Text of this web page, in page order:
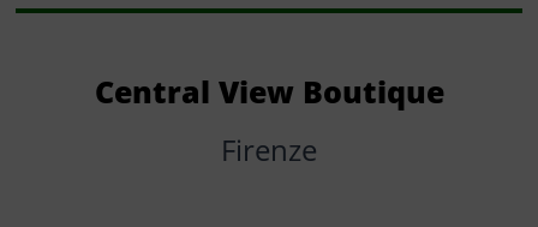
Central View Boutique
Firenze